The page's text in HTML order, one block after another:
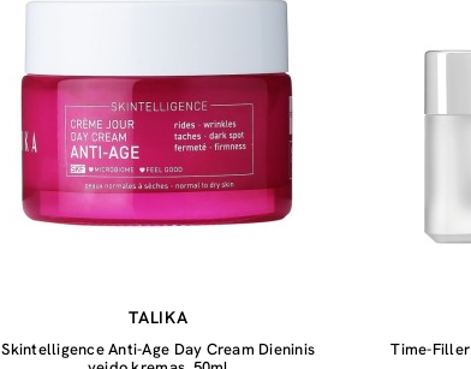
TALIKA
Skintelligence Anti-Age Day Cream Dieninis
Time-